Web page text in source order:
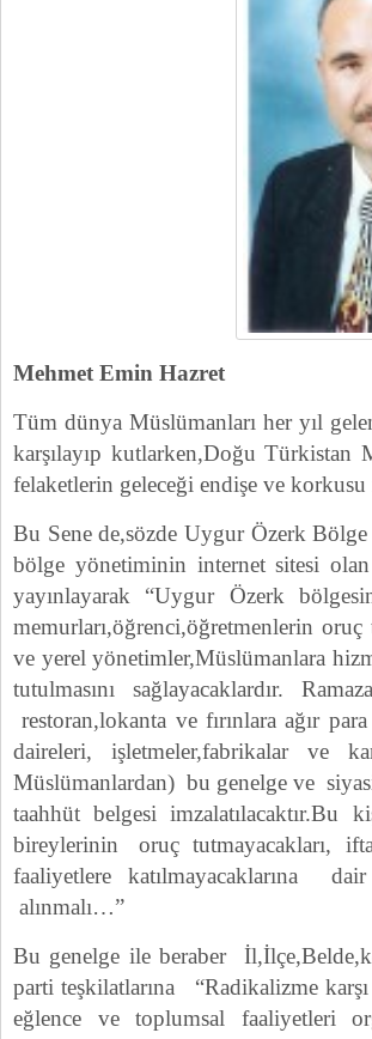
Mehmet Emin Hazret
Tüm dünya Müslümanları her yıl
karşılayıp kutlarken,Doğu Türkistan
felaketlerin geleceği endişe ve korkusu
Bu Sene de,sözde Uygur Özerk
bölge yönetiminin internet sitesi
yayınlayarak “Uygur Özerk
memurları,öğrenci,öğretmenlerin oruç
ve yerel yönetimler,Müslümanlara
tutulmasını sağlayacaklardır.
restoran,lokanta ve fırınlara ağır
daireleri, işletmeler,fabrikalar ve
Müslümanlardan) bu genelge ve
taahhüt belgesi
bireylerinin oruç tutmayacakları,
faaliyetlere katılmayacaklarına
alınmalı…”
Bu genelge ile beraber
parti teşkilatlarına “Radikalizme
eğlence ve toplumsal faaliyetleri